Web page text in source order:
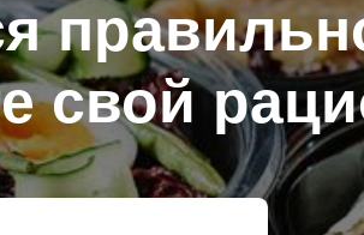
свой